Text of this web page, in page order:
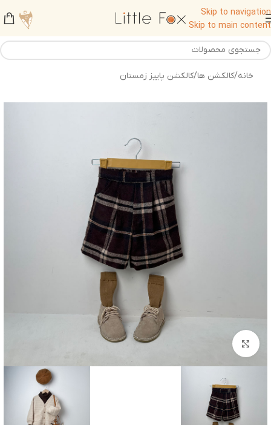
Skip to navigation
Skip to main content
خانه/کالکشن ها/کالکشن پاییز زمستان